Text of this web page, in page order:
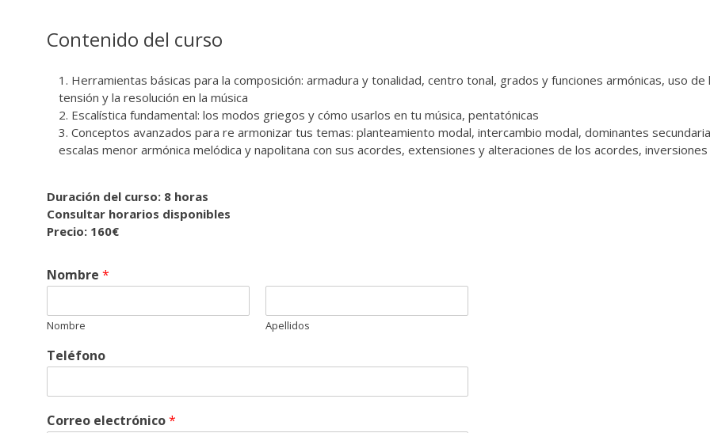
Contenido del curso
Herramientas básicas para la composición: armadura y tonalidad, centro tonal, grados y funciones armónicas, uso de
tensión y la resolución en la música
Escalística fundamental: los modos griegos y cómo usarlos en tu música, pentatónicas
Conceptos avanzados para re armonizar tus temas: planteamiento modal, intercambio modal, dominantes
escalas menor armónica melódica y napolitana con sus acordes, extensiones y alteraciones de los acordes, inversiones
Duración del curso: 8 horas
Consultar horarios disponibles
Precio: 160€
Nombre *
Nombre Apellidos
Teléfono
Correo electrónico*